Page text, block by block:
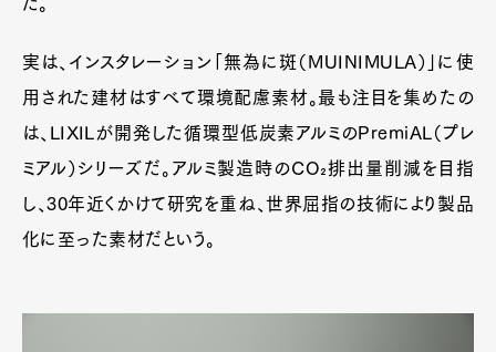
実は、インスタレーション「無為に斑（MUINIMULA）」に使
用された建材はすべて環境配慮素材。最も注目を集めたの
は、LIXILが開発した循環型低炭素アルミのPremiAL（プレ
ミアル）シリーズだ。アルミ製造時のCO₂排出量削減を目指
し、30年近くかけて研究を重ね、世界屈指の技術により製品
化に至った素材だという。